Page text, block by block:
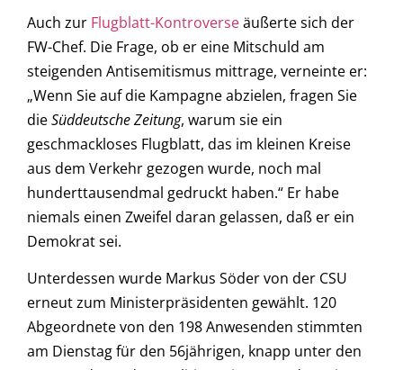
Auch zur Flugblatt-Kontroverseäußerte sich der
FW-Chef. Die Frage, ob er eine Mitschuld am
steigenden Antisemitismus mittrage, verneinte er:
„Wenn Sie auf die Kampagne abzielen, fragen Sie
dieSüddeutsche Zeitung, warum sie ein
geschmackloses Flugblatt, das im kleinen Kreise
aus dem Verkehr gezogen wurde, noch mal
hunderttausendmal gedruckt haben.“ Er habe
niemals einen Zweifel daran gelassen, daß er ein
Demokrat sei.
Unterdessen wurde Markus Söder von der CSU
erneut zum Ministerpräsidenten gewählt. 120
Abgeordnete von den 198 Anwesenden stimmten
am Dienstag für den 56jährigen, knapp unter den